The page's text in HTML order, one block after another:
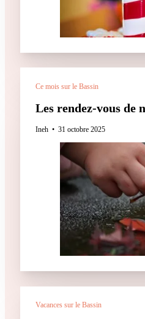
Ce mois sur le Bassin
Les rendez-vous de
Ineh 31 octobre 2025
Vacances sur le Bassin